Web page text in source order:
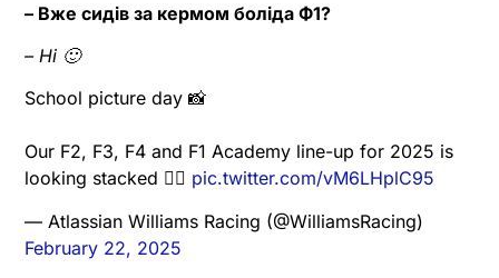
– Вже сидів за кермом боліда Ф1?
– Ні 🙂
School picture day 📸
Our F2, F3, F4 and F1 Academy line-up for 2025 is
looking stacked 😮‍💨 pic.twitter.com/vM6LHplC95
— Atlassian Williams Racing (@WilliamsRacing)
February 22, 2025